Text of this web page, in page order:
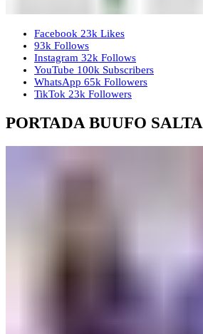
Facebook 23k Likes
93k Follows
Instagram 32k Follows
YouTube 100k Subscribers
WhatsApp 65k Followers
TikTok 23k Followers
PORTADA BUUFO SALTA